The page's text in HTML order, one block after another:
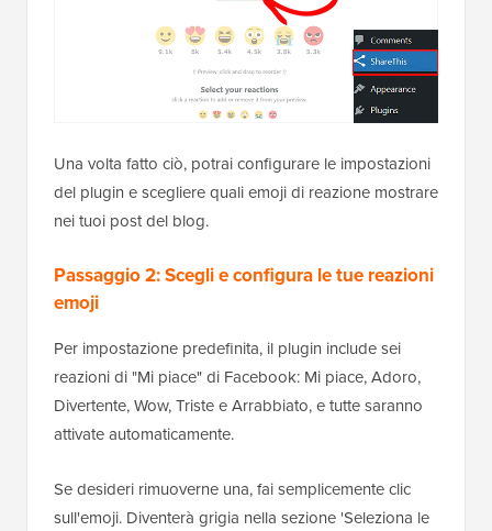
Una volta fatto ciò, potrai configurare le impostazioni
del plugin e scegliere quali emoji di reazione mostrare
nei tuoi post del blog.
Passaggio 2: Scegli e configura le tue reazioni
emoji
Per impostazione predefinita, il plugin include sei
reazioni di "Mi piace" di Facebook: Mi piace, Adoro,
Divertente, Wow, Triste e Arrabbiato, e tutte saranno
attivate automaticamente.
Se desideri rimuoverne una, fai semplicemente clic
sull'emoji. Diventerà grigia nella sezione 'Seleziona le